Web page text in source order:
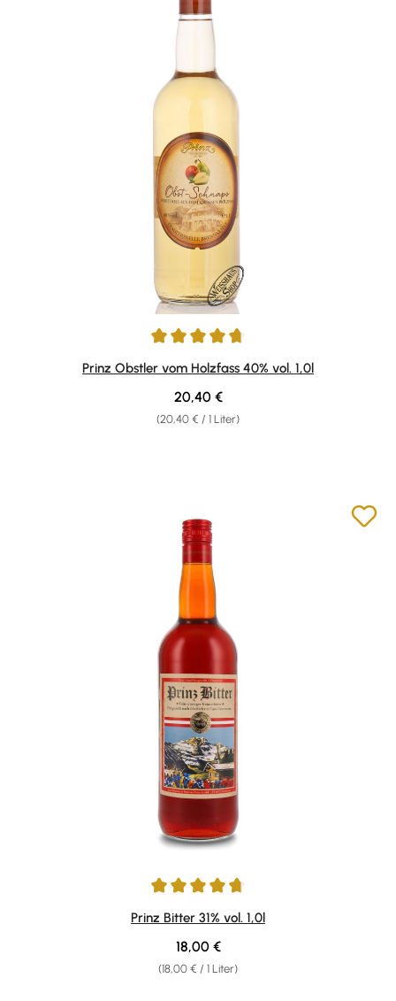
Durchschnittliche Bewertung von 4.75 von 5 Sternen
Prinz Obstler vom Holzfass 40% vol. 1,0l
(20,40 € / 1 Liter)
Regulärer Preis:
20,40 €
Durchschnittliche Bewertung von 4.71 von 5 Sternen
Prinz Bitter 31% vol. 1,0l
(18,00 € / 1 Liter)
Regulärer Preis:
18,00 €